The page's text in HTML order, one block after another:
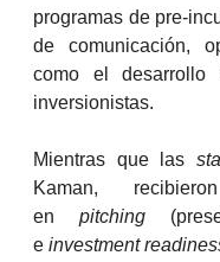
programas de pre-
de comunicación,
como el desarrollo
inversionistas.
Mientras que las
Kaman,
en pitching
e investment